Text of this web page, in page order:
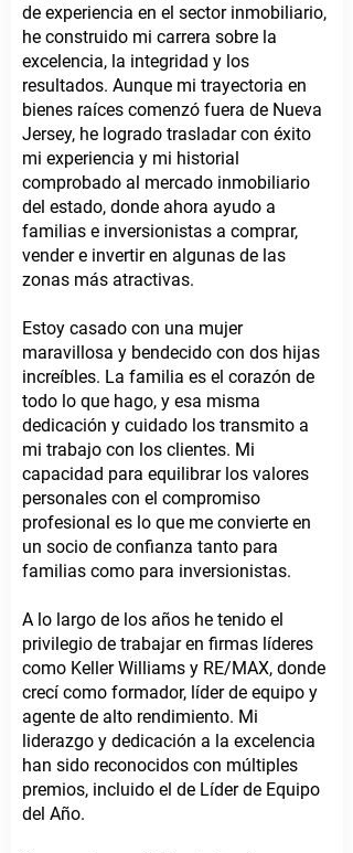
de experiencia en el sector inmobiliario,
he construido mi carrera sobre la
excelencia, la integridad y los
resultados. Aunque mi trayectoria en
bienes raíces comenzó fuera de Nueva
Jersey, he logrado trasladar con éxito
mi experiencia y mi historial
comprobado al mercado inmobiliario
del estado, donde ahora ayudo a
familias e inversionistas a comprar,
vender e invertir en algunas de las
zonas más atractivas.
Estoy casado con una mujer
maravillosa y bendecido con dos hijas
increíbles. La familia es el corazón de
todo lo que hago, y esa misma
dedicación y cuidado los transmito a
mi trabajo con los clientes. Mi
capacidad para equilibrar los valores
personales con el compromiso
profesional es lo que me convierte en
un socio de confianza tanto para
familias como para inversionistas.
A lo largo de los años he tenido el
privilegio de trabajar en firmas líderes
como Keller Williams y RE/MAX, donde
crecí como formador, líder de equipo y
agente de alto rendimiento. Mi
liderazgo y dedicación a la excelencia
han sido reconocidos con múltiples
premios, incluido el de Líder de Equipo
del Año.